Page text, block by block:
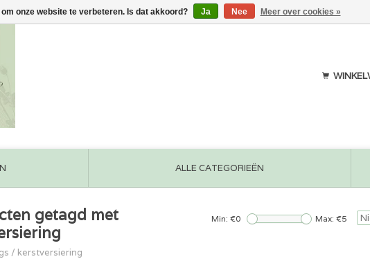
ALLE CATEGORIEËN
getagd met
/ kerstversiering
Min: €0 Max: €5
onze website te verbeteren. Is dat akkoord? Ja Nee Meer over cookies »